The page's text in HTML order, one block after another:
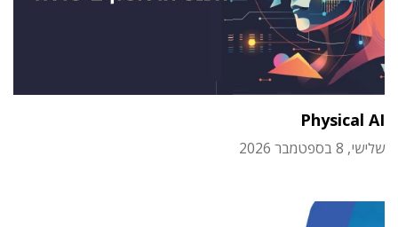
Physical AI
שלישי, 8 בספטמבר 2026